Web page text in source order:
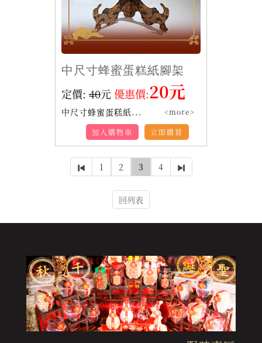
中尺寸蜂蜜蛋糕紙腳架
定價: 40元 優惠價:20元
中尺寸蜂蜜蛋糕紙... <more>
立即購買
加入購物車
1 2 3 4
回列表